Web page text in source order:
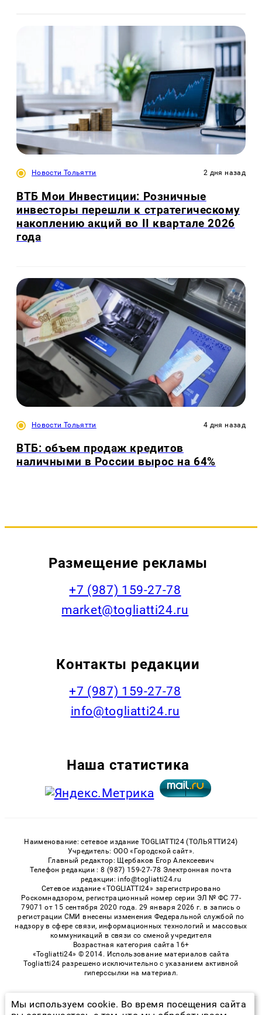
Новости Тольятти 2 дня назад
ВТБ Мои Инвестиции: Розничные
инвесторы перешли к стратегическому
накоплению акций во II квартале 2026
года
Новости Тольятти 4 дня назад
ВТБ: объем продаж кредитов
наличными в России вырос на 64%
Размещение рекламы
+7 (987) 159-27-78
market@togliatti24.ru
Контакты редакции
+7 (987) 159-27-78
info@togliatti24.ru
Наша статистика
Наименование: сетевое издание TOGLIATTI24 (ТОЛЬЯТТИ24)
Учредитель: ООО «Городской сайт».
Главный редактор: Щербаков Егор Алексеевич
Телефон редакции : 8 (987) 159-27-78 Электронная почта
редакции: info@togliatti24.ru
Сетевое издание «TOGLIATTI24» зарегистрировано
Роскомнадзором, регистрационный номер серии ЭЛ № ФС 77-
79071 от 15 сентября 2020 года. 29 января 2026 г. в запись о
регистрации СМИ внесены изменения Федеральной службой по
надзору в сфере связи, информационных технологий и массовых
коммуникаций в связи со сменой учредителя
Возрастная категория сайта 16+
«Togliatti24» © 2014. Использование материалов сайта
Togliatti24 разрешено исключительно с указанием активной
гиперссылки на материал.
© 2026 «Togliatti24» | Все права защищены
Мы используем cookie. Во время посещения сайта